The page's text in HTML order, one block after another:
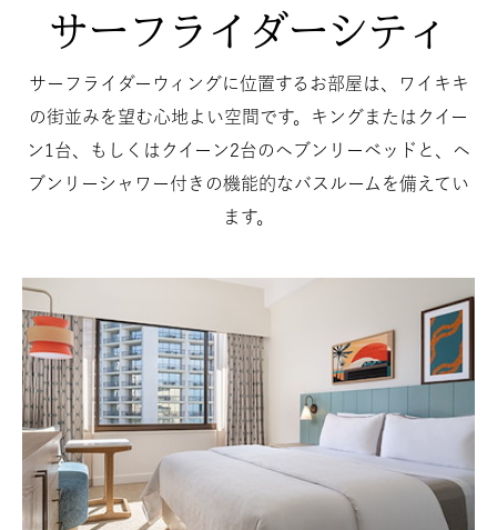
サーフライダーシティ
サーフライダーウィングに位置するお部屋は、ワイキキ
の街並みを望む心地よい空間です。キングまたはクイー
ン1台、もしくはクイーン2台のヘブンリーベッドと、ヘ
ブンリーシャワー付きの機能的なバスルームを備えてい
ます。